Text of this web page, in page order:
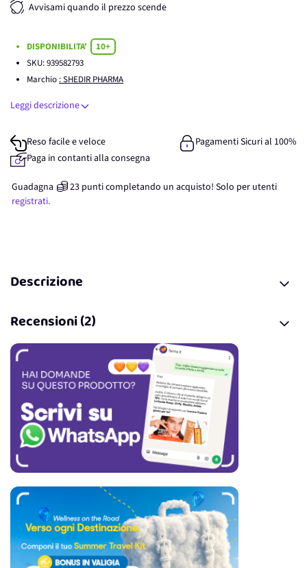
Avvisami quando il prezzo scende
DISPONIBILITA'
10+
SKU:939582793
Marchio : SHEDIR PHARMA
Leggi descrizione
Reso facile e veloce
Pagamenti Sicuri al 100%
Paga in contanti alla consegna
Guadagna 23 punticompletando un acquisto! Solo per utenti
registrati.
Descrizione
Recensioni (2)